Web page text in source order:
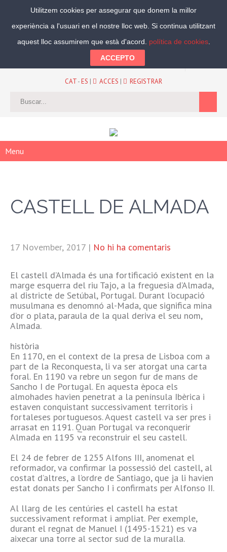
Segueix-nos:
CAT-ES | ACCES | REGISTRAR
Menu
CASTELL DE ALMADA
17 November, 2017 | No hi ha comentaris
El castell d’Almada és una fortificació existent en la
marge esquerra del riu Tajo, a la freguesia d’Almada,
al districte de Setúbal, Portugal. Durant l’ocupació
musulmana es denomnó al-Mada, que significa mina
d’or o plata, paraula de la qual deriva el seu nom,
Almada.
història
En 1170, en el context de la presa de Lisboa com a
part de la Reconquesta, li va ser atorgat una carta
foral. En 1190 va rebre un segon fur de mans de
Sancho I de Portugal. En aquesta època els
almohades havien penetrat a la península Ibèrica i
estaven conquistant successivament territoris i
fortaleses portuguesos. Aquest castell va ser pres i
arrasat en 1191. Quan Portugal va reconquerir
Almada en 1195 va reconstruir el seu castell.
El 24 de febrer de 1255 Alfons III, anomenat el
reformador, va confirmar la possessió del castell, al
costat d’altres, a l’ordre de Santiago, que ja li havien
estat donats per Sancho I i confirmats per Alfonso II.
Al llarg de les centúries el castell ha estat
successivament reformat i ampliat. Per exemple,
durant el regnat de Manuel I (1495-1521) es va
aixecar una torre al sector sud de la muralla.
Utilitzem cookies per assegurar que donem la millor
experiència a l'usuari en el nostre lloc web. Si continua utilitzant
aquest lloc assumirem que està d'acord. política de cookies.
ACCEPTO